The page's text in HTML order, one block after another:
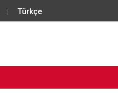
Türkçe